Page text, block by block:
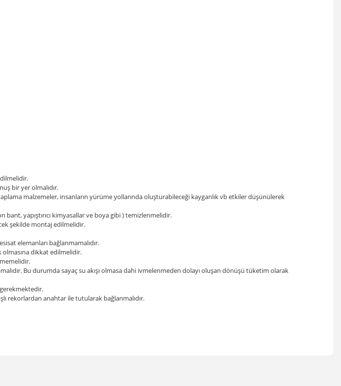
bir yer olmalıdır.
malzemeler, insanların yürüme yollarında oluşturabileceği kayganlık vb etkiler düşünülerek
yapıştırıcı kimyasallar ve boya gibi ) temizlenmelidir.
şekilde montaj edilmelidir.
elemanları bağlanmamalıdır.
olmasına dikkat edilmelidir.
Bu durumda sayaç su akışı olmasa dahi ivmelenmeden dolayı oluşan dönüşü tüketim olarak
gerekmektedir.
rekorlardan anahtar ile tutularak bağlanmalıdır.